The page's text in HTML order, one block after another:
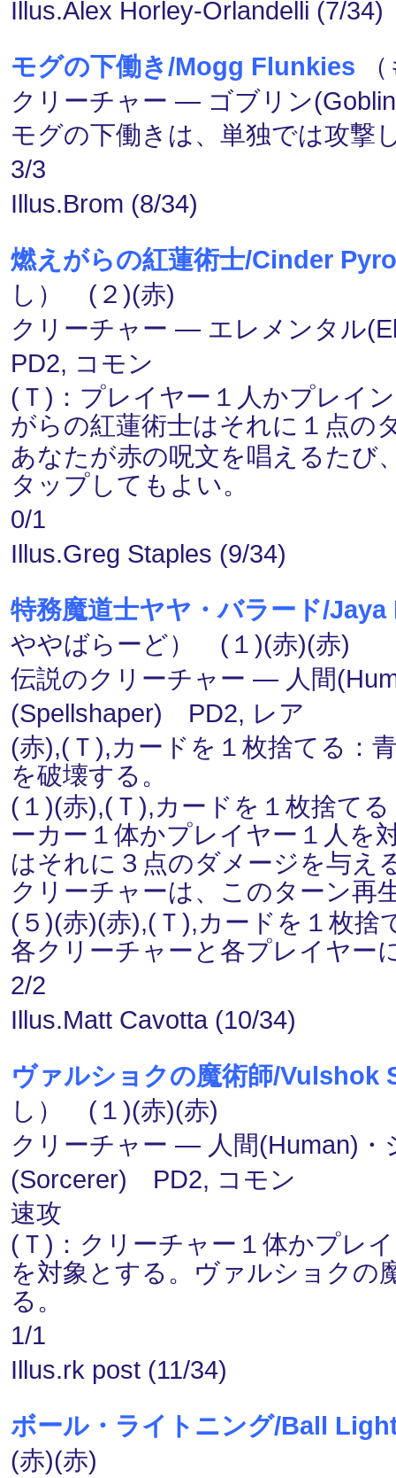
Illus.Alex Horley-Orlandelli (7/34)
モグの下働き/Mogg Flunkies
クリーチャー ― ゴブリン
モグの下働きは、単独では攻撃
3/3
Illus.Brom (8/34)
燃えがらの紅蓮術士/Cinder
し） (２)(赤)
クリーチャー ― エレメンタル
PD2, コモン
(Ｔ)：プレイヤー１人かプレイ
がらの紅蓮術士はそれに１点の
あなたが赤の呪文を唱えるたび
タップしてもよい。
0/1
Illus.Greg Staples (9/34)
特務魔道士ヤヤ・バラード/
ややばらーど） (１)(赤)(赤)
伝説のクリーチャー ― 人間
(Spellshaper) PD2, レア
(赤),(Ｔ),カードを１枚捨てる：
を破壊する。
(１)(赤),(Ｔ),カードを１枚捨て
ーカー１体かプレイヤー１人を
はそれに３点のダメージを与え
クリーチャーは、このターン再
(５)(赤)(赤),(Ｔ),カードを１枚捨
各クリーチャーと各プレイヤー
2/2
Illus.Matt Cavotta (10/34)
ヴァルショクの魔術師/Vulshok
し） (１)(赤)(赤)
クリーチャー ― 人間(Human)・
(Sorcerer) PD2, コモン
速攻
(Ｔ)：クリーチャー１体かプレ
を対象とする。ヴァルショクの
る。
1/1
Illus.rk post (11/34)
ボール・ライトニング/Ball
(赤)(赤)